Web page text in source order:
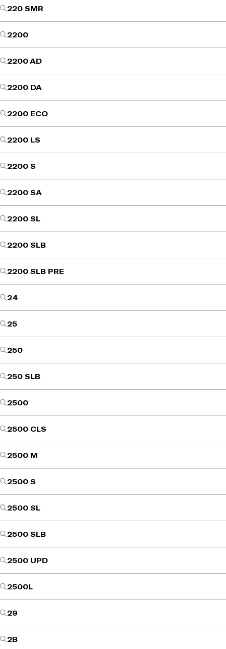
220 SMR
2200
2200 AD
2200 DA
2200 ECO
2200 LS
2200 S
2200 SA
2200 SL
2200 SLB
2200 SLB PRE
24
25
250
250 SLB
2500
2500 CLS
2500 M
2500 S
2500 SL
2500 SLB
2500 UPD
2500L
29
2B